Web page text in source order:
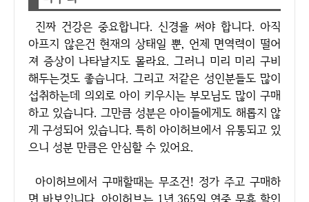
진짜 건강은 중요합니다. 신경을 써야 합니다. 아직
아프지 않은건 현재의 상태일 뿐, 언제 면역력이 떨어
져 증상이 나타날지도 몰라요. 그러니 미리 미리 구비
해두는것도 좋습니다. 그리고 저같은 성인분들도 많이
섭취하는데 의외로 아이 키우시는 부모님도 많이 구매
하고 있습니다. 그만큼 성분은 아이들에게도 해롭지 않
게 구성되어 있습니다. 특히 아이허브에서 유통되고 있
으니 성분 만큼은 안심할 수 있어요.
아이허브에서 구매할때는 무조건! 정가 주고 구매하
면 바보입니다. 아이허브는 1년 365일 연중 무휴 할인